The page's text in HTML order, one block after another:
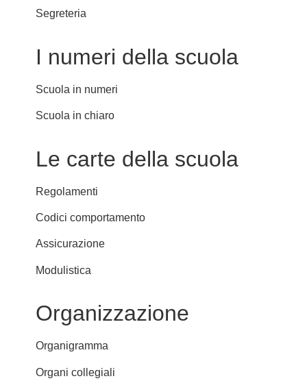
Segreteria
I numeri della scuola
Scuola in numeri
Scuola in chiaro
Le carte della scuola
Regolamenti
Codici comportamento
Assicurazione
Modulistica
Organizzazione
Organigramma
Organi collegiali